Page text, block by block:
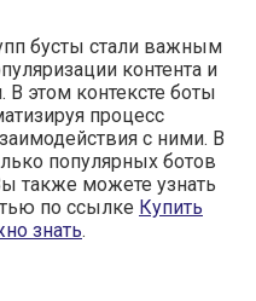
бусты стали важным
контента и
В этом контексте боты
процесс
с ними. В
популярных ботов
также можете узнать
по ссылке Купить
знать.